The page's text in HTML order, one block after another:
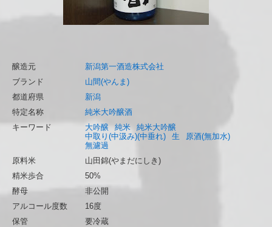
醸造元
新潟第一酒造株式会社
ブランド
山間(やんま)
都道府県
新潟
特定名称
純米大吟醸酒
キーワード
大吟醸 純米
純米大吟醸
中取り(中汲み)(中垂れ)
生
原酒(無加水)
無濾過
原料米
山田錦(やまだにしき)
精米歩合
50%
酵母
非公開
アルコール度数
16度
保管
要冷蔵